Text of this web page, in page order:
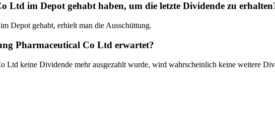
Ltd im Depot gehabt haben, um die letzte Dividende zu
Depot gehabt, erhielt man die Ausschüttung.
Pharmaceutical Co Ltd erwartet?
Ltd keine Dividende mehr ausgezahlt wurde, wird wahrscheinlich keine weitere